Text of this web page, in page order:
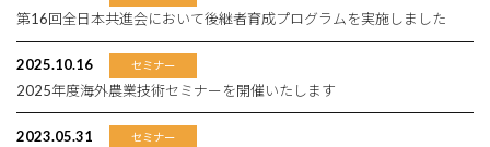
第16回全日本共進会において後継者育成プログラムを実施しました
2025.10.16 セミナー
2025年度海外農業技術セミナーを開催いたします
2023.05.31 セミナー